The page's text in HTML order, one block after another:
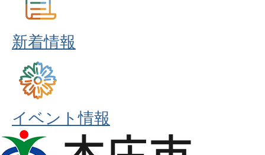
新着情報
イベント情報
本